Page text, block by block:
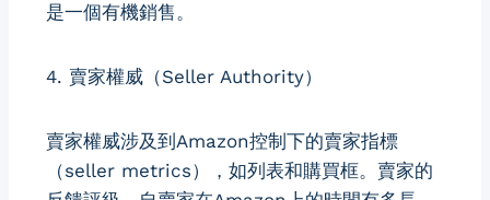
是一個有機銷售。
4. 賣家權威（Seller Authority）
賣家權威涉及到Amazon控制下的賣家指標
（seller metrics），如列表和購買框。賣家的